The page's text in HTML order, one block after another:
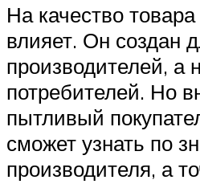
На качество
влияет. Он создан
производителей, а
потребителей. Но
пытливый
сможет узнать по
производителя, а